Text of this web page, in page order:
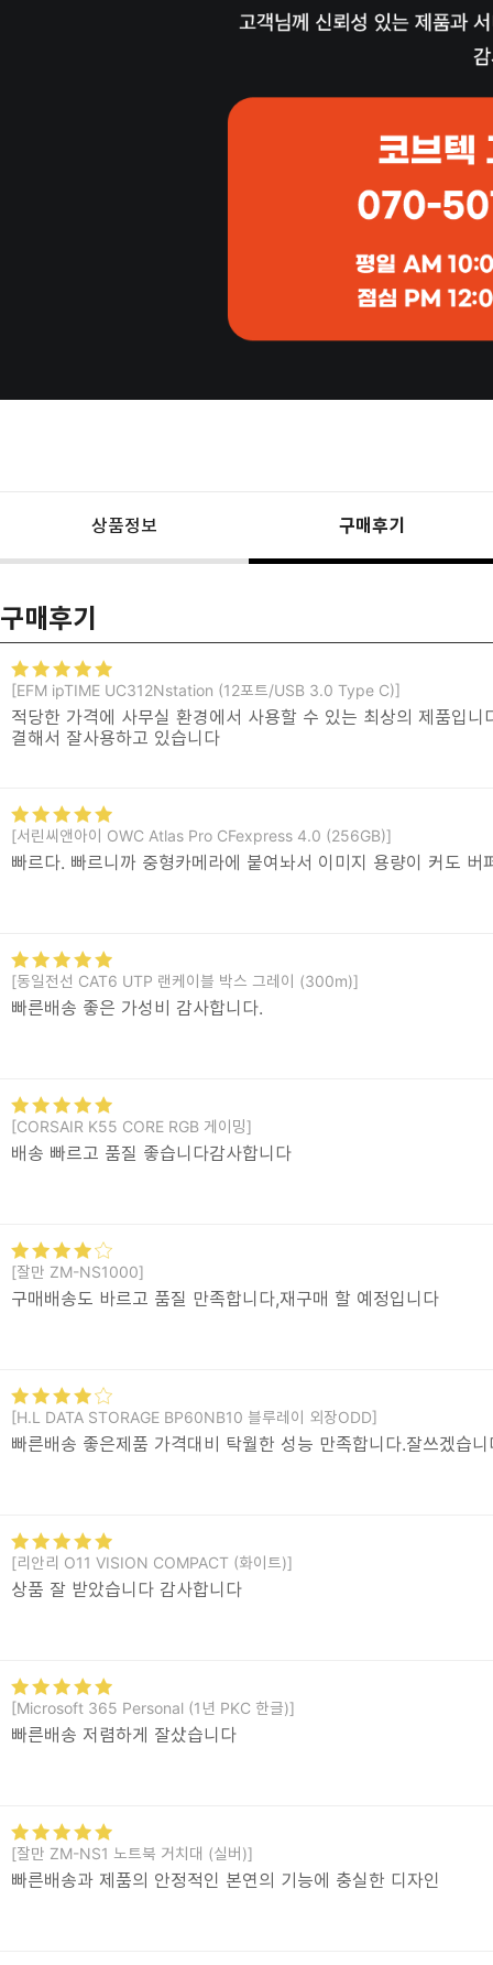
상품정보 구매후기
구매후기
[EFM ipTIME UC312Nstation (12포트/USB 3.0 Type C)]
적당한 가격에 사무실 환경에서 사용할 수 있는 최상의 제품입
결해서 잘사용하고 있습니다
[서린씨앤아이 OWC Atlas Pro CFexpress 4.0 (256GB)]
빠르다. 빠르니까 중형카메라에 붙여놔서 이미지 용량이 커도 버
[동일전선 CAT6 UTP 랜케이블 박스 그레이 (300m)]
빠른배송 좋은 가성비 감사합니다.
[CORSAIR K55 CORE RGB 게이밍]
배송 빠르고 품질 좋습니다감사합니다
[잘만 ZM-NS1000]
구매배송도 바르고 품질 만족합니다,재구매 할 예정입니다
[H.L DATA STORAGE BP60NB10 블루레이 외장ODD]
빠른배송 좋은제품 가격대비 탁월한 성능 만족합니다.잘쓰겠습니
[리안리 O11 VISION COMPACT (화이트)]
상품 잘 받았습니다 감사합니다
[Microsoft 365 Personal (1년 PKC 한글)]
빠른배송 저렴하게 잘샀습니다
[잘만 ZM-NS1 노트북 거치대 (실버)]
빠른배송과 제품의 안정적인 본연의 기능에 충실한 디자인